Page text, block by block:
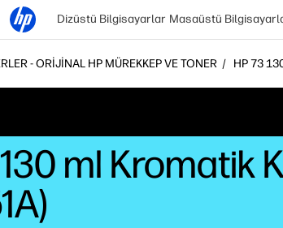
Dizüstü Bilgisayarlar Masaüstü
- ORIJINAL HP MÜREKKEP VE TONER HP 73
ml Kromatik